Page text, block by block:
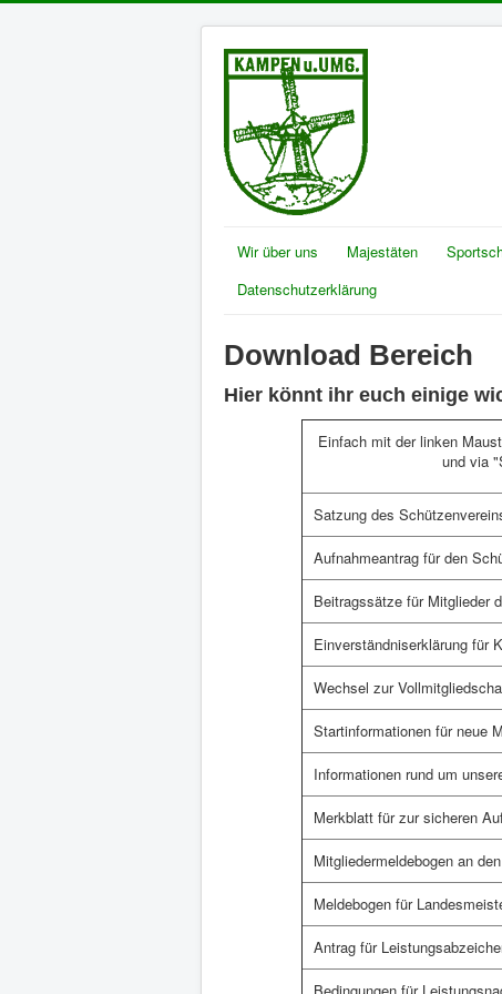
Wir über uns Majestäten
Datenschutzerklärung
Download Bereich
Hier könnt ihr euch einige
Einfach mit der linken
und via
Satzung des
Aufnahmeantrag für den
Beitragssätze für Mitglieder
Einverständniserklärung für
Wechsel zur
Startinformationen für neue
Informationen rund um
Merkblatt für zur sicheren
Mitgliedermeldebogen an
Meldebogen für
Antrag für